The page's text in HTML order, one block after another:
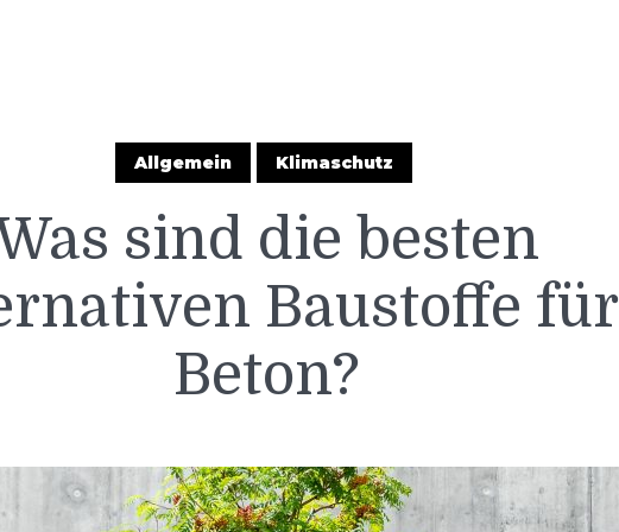
Allgemein Klimaschutz
sind die besten
Baustoffe für
Beton?